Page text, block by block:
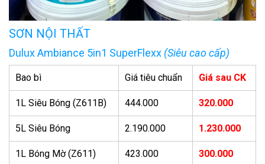
SƠN NỘI THẤT
Dulux Ambiance 5in1 SuperFlexx (Siêu cao cấp)
Bao bì Giá tiêu chuẩn Giá sau CK
1L Siêu Bóng (Z611B) 444.000 320.000
5L Siêu Bóng 2.190.000 1.230.000
1L Bóng Mờ (Z611) 423.000 300.000